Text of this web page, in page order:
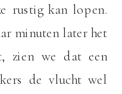
rustig kan lopen.
minuten later het
zien we dat een
de vlucht wel